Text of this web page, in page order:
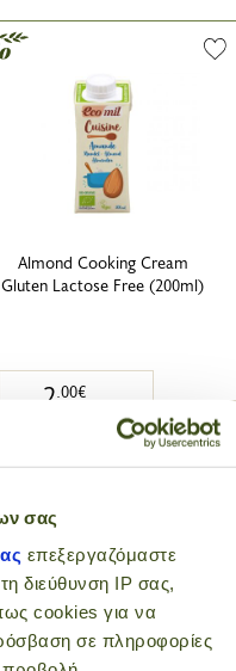
σας
επεξεργαζόμαστε
διεύθυνση IP σας,
cookies για να
σε πληροφορίες
Almond Cooking Cream
Gluten Lactose Free (200ml)
2.00€
ADD TO CART